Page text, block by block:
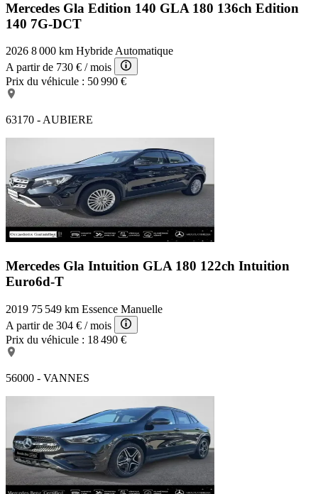
Mercedes Gla Edition 140 GLA 180 136ch Edition
140 7G-DCT
2026 8 000 km HybrideAutomatique
A partir de 730 € / mois
Prix du véhicule : 50 990 €
63170 - AUBIERE
Mercedes Gla Intuition GLA 180 122ch Intuition
Euro6d-T
2019 75 549 km Essence Manuelle
A partir de 304 € / mois
Prix du véhicule : 18 490 €
56000 - VANNES